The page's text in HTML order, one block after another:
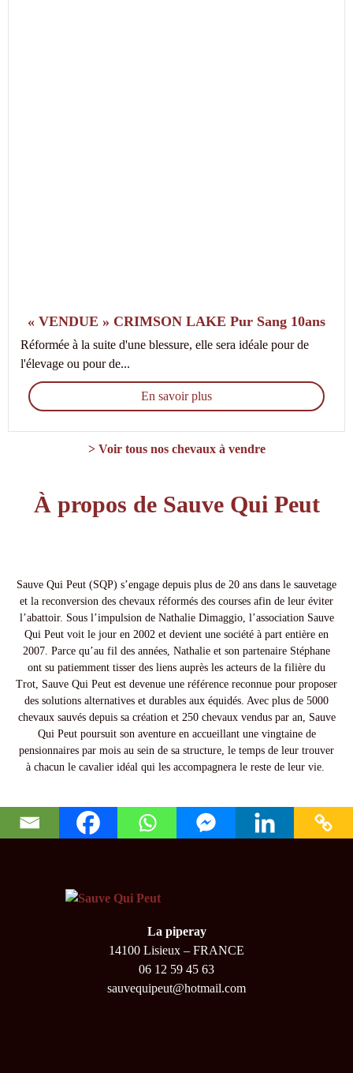
« VENDUE » CRIMSON LAKE Pur Sang 10ans
Réformée à la suite d'une blessure, elle sera idéale pour de
l'élevage ou pour de...
En savoir plus
> Voir tous nos chevaux à vendre
À propos de Sauve Qui Peut
Sauve Qui Peut (SQP) s’engage depuis plus de 20 ans dans le sauvetage
et la reconversion des chevaux réformés des courses afin de leur éviter
l’abattoir. Sous l’impulsion de Nathalie Dimaggio, l’association Sauve
Qui Peut voit le jour en 2002 et devient une société à part entière en
2007. Parce qu’au fil des années, Nathalie et son partenaire Stéphane
ont su patiemment tisser des liens auprès les acteurs de la filière du
Trot, Sauve Qui Peut est devenue une référence reconnue pour proposer
des solutions alternatives et durables aux équidés. Avec plus de 5000
chevaux sauvés depuis sa création et 250 chevaux vendus par an, Sauve
Qui Peut poursuit son aventure en accueillant une vingtaine de
pensionnaires par mois au sein de sa structure, le temps de leur trouver
à chacun le cavalier idéal qui les accompagnera le reste de leur vie.
La piperay
14100 Lisieux – FRANCE
06 12 59 45 63
sauvequipeut@hotmail.com